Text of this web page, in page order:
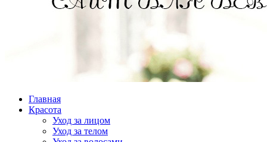
Главная
Красота
Уход за лицом
Уход за телом